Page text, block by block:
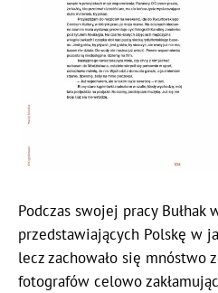
Podczas swojej pracy Bułhak
przedstawiających Polskę w
lecz zachowało się mnóstwo
fotografów celowo